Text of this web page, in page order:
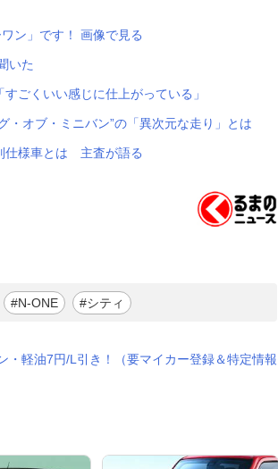
ン」です！ 画像で見る
いた
ごくいい感じに仕上がっている」
・オブ・ミニバン”の「異次元な走り」とは
仕様車とは 主査が語る
#N-ONE #シティ
・軽油7円/L引き！（要マイカー登録＆特定情報